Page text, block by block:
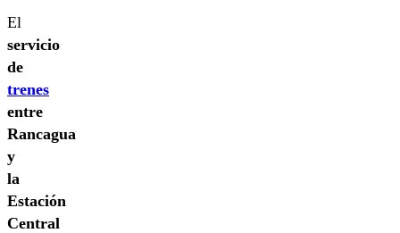
El
servicio
de
trenes
entre
Rancagua
y
la
Estación
Central